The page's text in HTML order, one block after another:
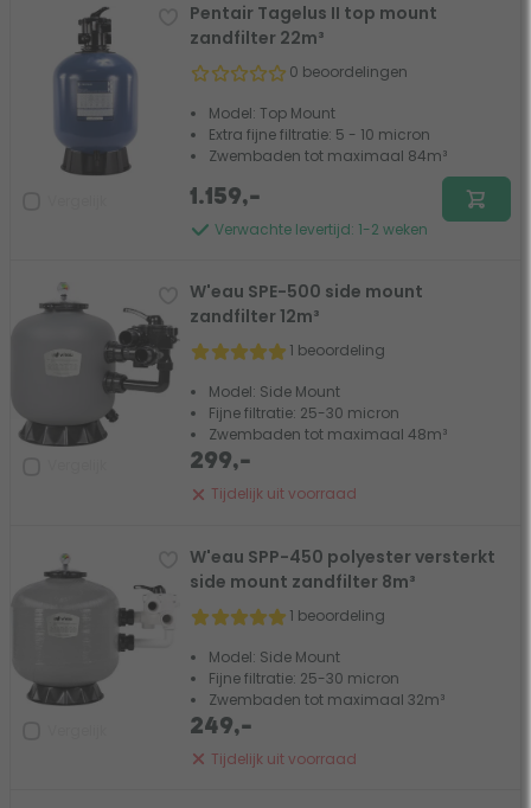
Pentair Tagelus II top mount
zandfilter 22m³
0 beoordelingen
Model: Top Mount
Extra fijne filtratie: 5 - 10 micron
Zwembaden tot maximaal 84m³
Verwachte levertijd: 1-2 weken
1.159,-
W'eau SPE-500 side mount
zandfilter 12m³
1 beoordeling
Model: Side Mount
Fijne filtratie: 25-30 micron
Zwembaden tot maximaal 48m³
Tijdelijk uit voorraad
299,-
W'eau SPP-450 polyester versterkt
side mount zandfilter 8m³
1 beoordeling
Model: Side Mount
Fijne filtratie: 25-30 micron
Zwembaden tot maximaal 32m³
Tijdelijk uit voorraad
249,-